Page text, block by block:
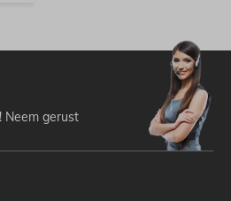
Neem gerust